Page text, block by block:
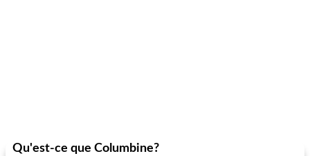
Qu'est-ce que Columbine?